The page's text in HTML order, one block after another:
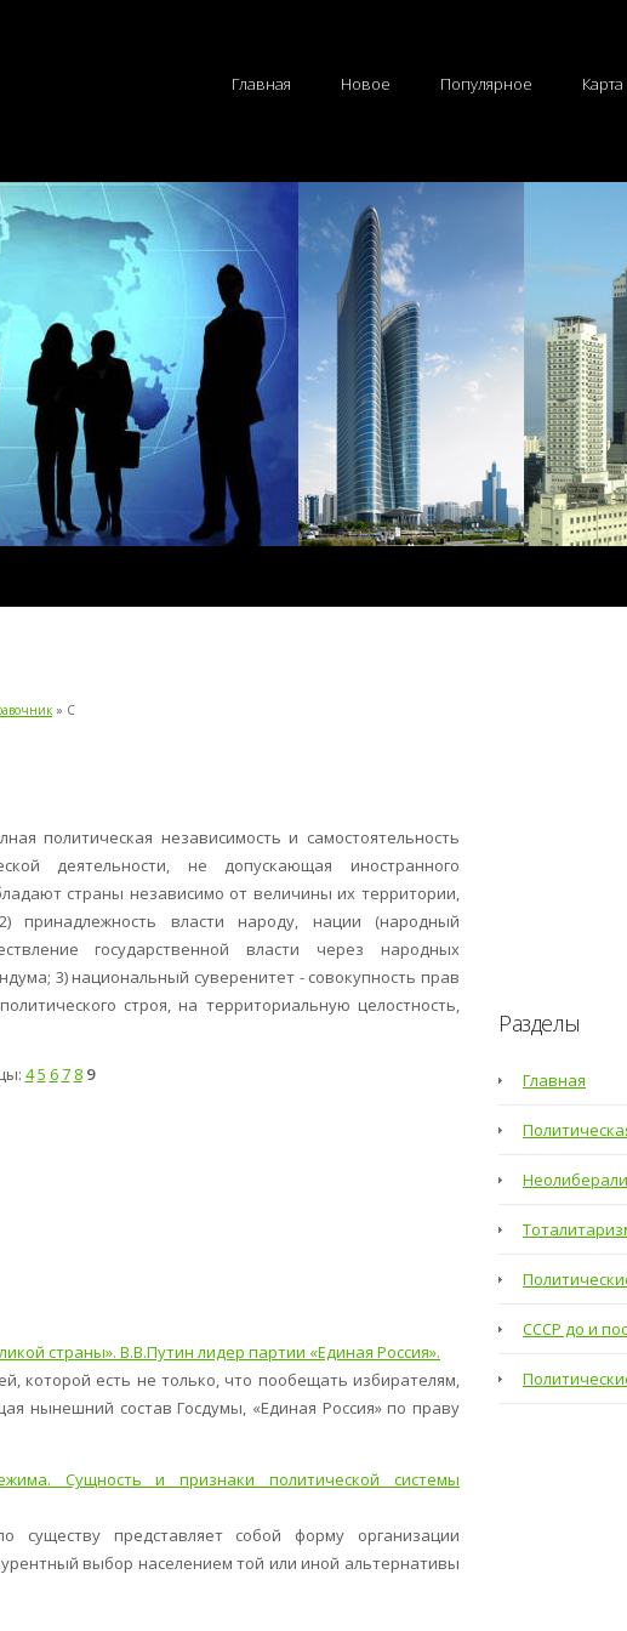
Главная Новое Популярное
» С
политическая независимость и самостоятельность
деятельно­сти, не допускающая иностранного
страны независимо от величины их территории,
принадлежность власти народу, нации (народ­ный
государственной власти через народных
3) национальный суве­ренитет - совокупность прав
строя, на территориальную целостность,
45 67 8 9
страны». В.В.Путин лидер партии «Единая Россия».
которой есть не только, что пообещать избирателям,
нынешний состав Госдумы, «Единая Россия» по праву
Сущность и признаки политической системы
существу представляет собой форму организации
выбор населением той или иной альтернативы
Разделы
Главная
СССР до и